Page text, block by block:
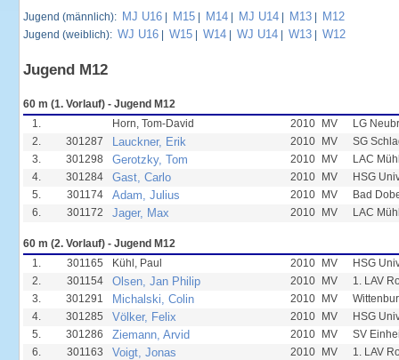
Jugend (männlich): MJ U16 M15 M14 MJ U14 M13 M12
Jugend (weiblich): WJ U16 W15 W14 WJ U14 W13 W12
Jugend M12
60 m (1. Vorlauf) - Jugend M12
1.
Horn, Tom-David 2010 MV
LG
2.
301287 Lauckner, Erik 2010 MV
SG
3.
301298 Gerotzky, Tom 2010 MV
LAC
4.
301284 Gast, Carlo 2010 MV
HSG
5.
301174 Adam, Julius 2010 MV
Bad
6.
301172 Jager, Max 2010 MV LAC
60 m (2. Vorlauf) - Jugend M12
1.
301165 Kühl, Paul 2010 MV
HSG
2.
301154 Olsen, Jan Philip 2010 MV
1. LAV
3.
301291 Michalski, Colin 2010 MV
4.
301285 Völker, Felix 2010 MV
HSG
5.
301286 Ziemann, Arvid 2010 MV
SV
6.
301163 Voigt, Jonas 2010 MV
1. LAV